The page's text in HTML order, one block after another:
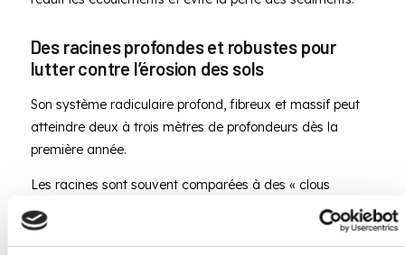
Des racines profondes et robustes pour
lutter contre l’érosion des sols
Son système radiculaire profond, fibreux et massif peut
atteindre deux à trois mètres de profondeurs dès la
première année.
Les racines sont souvent comparées à des « clous
vivants » puisqu’ils permettent de
Les racines de la plante sontplus résistantesque la